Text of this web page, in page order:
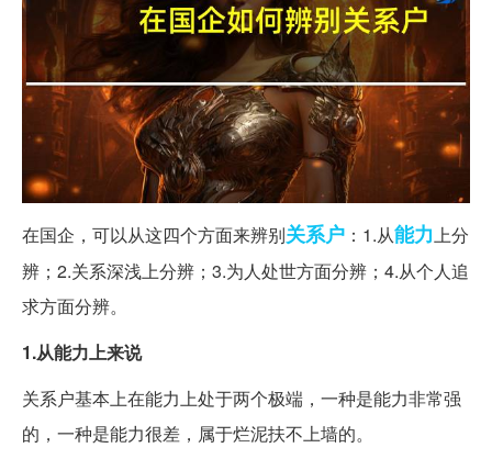
在国企，可以从这四个方面来辨别关系户 ：1.从能力上分
辨；2.关系深浅上分辨；3.为人处世方面分辨；4.从个人追
求方面分辨。
1.从能力上来说
关系户基本上在能力上处于两个极端，一种是能力非常强
的，一种是能力很差，属于烂泥扶不上墙的。